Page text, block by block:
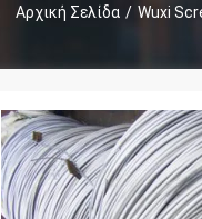
Αρχική Σελίδα / Wuxi